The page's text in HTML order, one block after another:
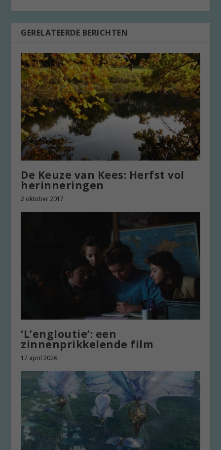
GERELATEERDE BERICHTEN
De Keuze van Kees: Herfst vol
herinneringen
2 oktober 2017
‘L’engloutie’: een
zinnenprikkelende film
17 april 2026